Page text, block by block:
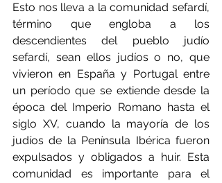
Esto nos lleva a la comunidad sefardí,
término que engloba a los
descendientes del pueblo judío
sefardí, sean ellos judíos o no, que
vivieron en España y Portugal entre
un período que se extiende desde la
época del Imperio Romano hasta el
siglo XV, cuando la mayoría de los
judíos de la Península Ibérica fueron
expulsados ​​y obligados a huir. Esta
comunidad es importante para el